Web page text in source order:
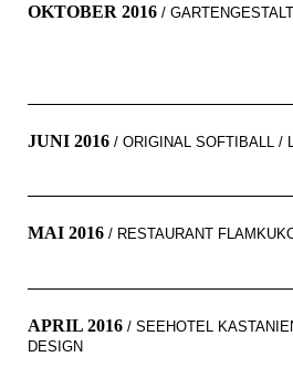
OKTOBER 2016 /
JUNI 2016 / ORIGINAL SOFTIBALL /
MAI 2016 / RESTAURANT
APRIL 2016 / SEEHOTEL
DESIGN